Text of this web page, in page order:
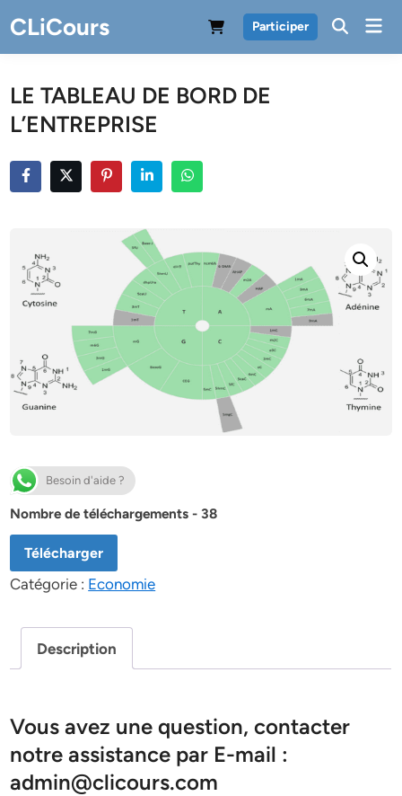
to
content
CLiCours Participer
LE TABLEAU DE BORD DE
L’ENTREPRISE
Besoin d'aide ?
Nombre de téléchargements - 38
Télécharger
Catégorie : Economie
Description
Vous avez une question, contacter
notre assistance par E-mail :
admin@clicours.com